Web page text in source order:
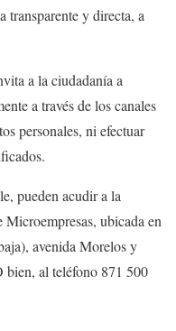
transparente y directa, a
a la ciudadanía a
a través de los canales
personales, ni efectuar
pueden acudir a la
ubicada en
avenida Morelos y
bien, al teléfono 871 500